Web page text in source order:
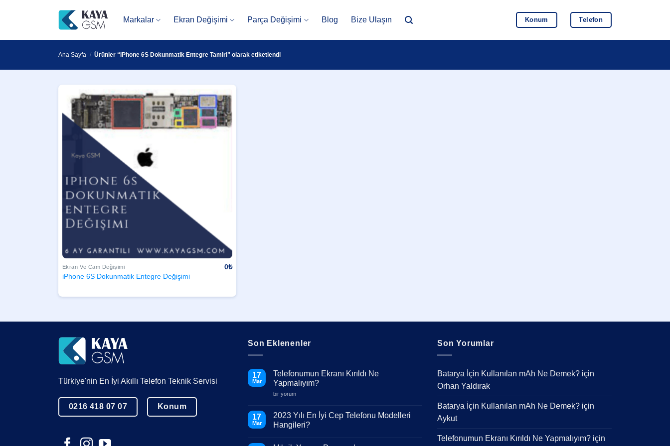
Markalar Ekran Değişimi Parça Değişimi Blog Bize Ulaşın Konum Telefon
Ana Sayfa / Ürünler “iPhone 6S Dokunmatik Entegre Tamiri” olarak etiketlendi
Ekran Ve Cam Değişimi
iPhone 6S Dokunmatik Entegre Değişimi
0₺
Türkiye'nin En İyi Akıllı Telefon Teknik Servisi
0216 418 07 07 Konum
Son Eklenenler
17
Mar
Telefonumun Ekranı Kırıldı Ne
Yapmalıyım?
Telefonumun
Ne
Yapmalıyım?
için
bir yorum
17
Mar
2023 Yılı En İyi Cep Telefonu Modelleri
Hangileri?
Son Yorumlar
Batarya İçin Kullanılan mAh Ne Demek? için
Orhan Yaldırak
Batarya İçin Kullanılan mAh Ne Demek? için
Aykut
Telefonumun Ekranı Kırıldı Ne Yapmalıyım? için